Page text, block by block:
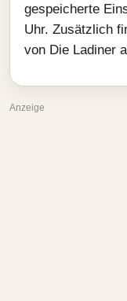
gespeicherte
Uhr. Zusätzlich
von Die Ladiner
Anzeige